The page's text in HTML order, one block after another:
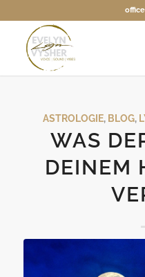
ASTROLOGIE, BLOG,
WAS
DEINEM